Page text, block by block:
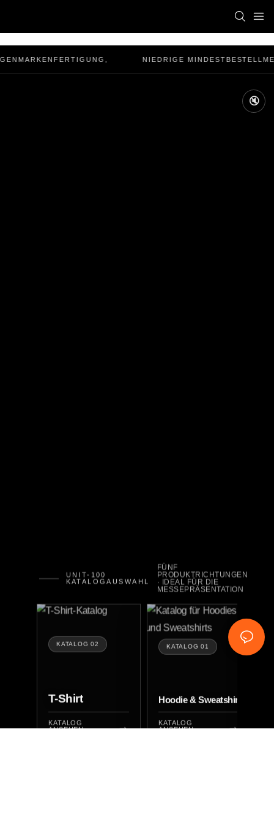
NIEDRIGE
🔇
UNIT-100
KATALOGAUSWAHL
FÜNF
PRODUKTRICHTUNGEN
· IDEAL FÜR DIE
MESSEPRÄSENTATION
KATALOG 02
T-Shirt
KATALOG
ANSEHEN
KATALOG 01
Hoodie & Sweatshirt
KATALOG
ANSEHEN